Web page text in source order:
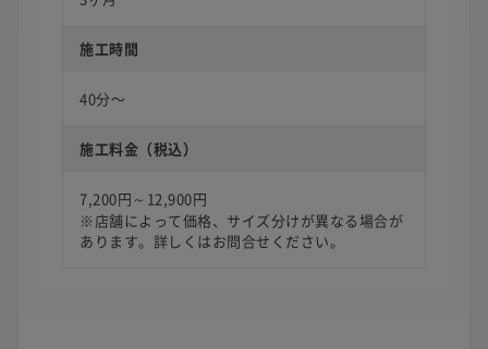
施工時間
40分〜
施工料金（税込）
7,200円～12,900円
※店舗によって価格、サイズ分けが異なる場合が
あります。詳しくはお問合せください。